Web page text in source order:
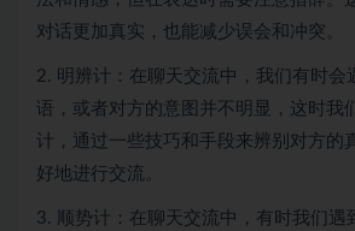
对话更加真实，也能减少误会和冲突。
2. 明辨计：在聊天交流中，我们有时会
语，或者对方的意图并不明显，这时我
计，通过一些技巧和手段来辨别对方的
好地进行交流。
3. 顺势计：在聊天交流中，有时我们遇